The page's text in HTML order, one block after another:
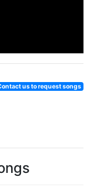
us to request songs